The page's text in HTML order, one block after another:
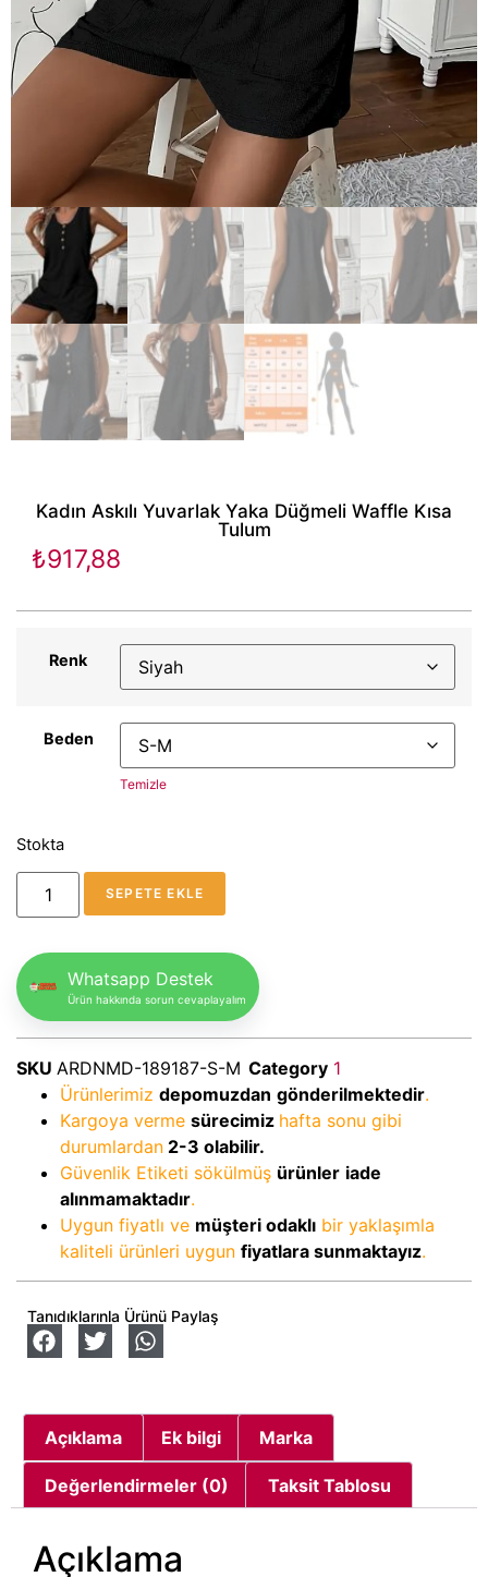
Kadın Askılı Yuvarlak Yaka Düğmeli Waffle Kısa
Tulum
₺917,88
Renk
Beden
Temizle
Stokta
SEPETE EKLE
Whatsapp Destek
Ürün hakkında sorun cevaplayalım
SKU ARDNMD-189187-S-M Category 1
Ürünlerimiz depomuzdan gönderilmektedir.
Kargoya verme sürecimiz hafta sonu gibi
durumlardan 2-3 olabilir.
Güvenlik Etiketi sökülmüş ürünler iade
alınmamaktadır.
Uygun fiyatlı ve müşteri odaklı bir yaklaşımla
kaliteli ürünleri uygun fiyatlara sunmaktayız.
Tanıdıklarınla Ürünü Paylaş
Açıklama Ek bilgi Marka
Değerlendirmeler (0) Taksit Tablosu
Açıklama